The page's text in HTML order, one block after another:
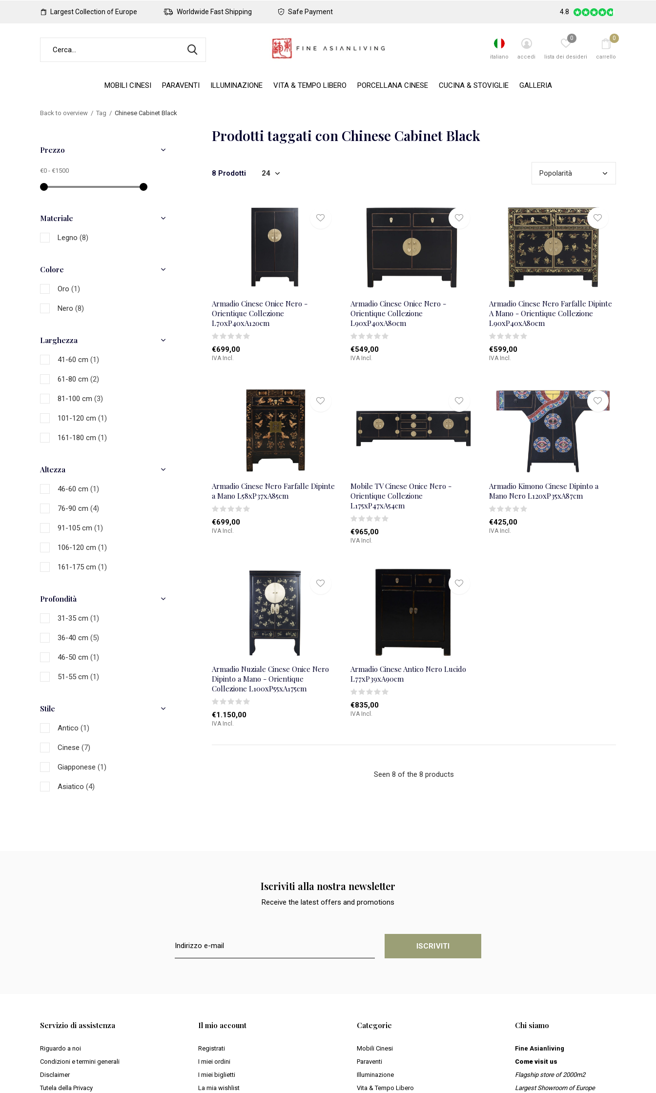
MOBILI CINESI PARAVENTI ILLUMINAZIONE VITA & TEMPO LIBERO PORCELLANA CINESE CUCINA & STOVIGLIE GALLERIA
italiano accedi lista dei desideri
0
carrello
0
Largest Collection of Europe Worldwide Fast Shipping Safe Payment 4.8
Back to overview Tag Chinese Cabinet Black
Prodotti taggati con Chinese Cabinet Black
8 Prodotti
Armadio Cinese Onice Nero -
Orientique Collezione
L70xP40xA120cm
€699,00
IVA Incl.
Armadio Cinese Onice Nero -
Orientique Collezione
L90xP40xA80cm
€549,00
IVA Incl.
Armadio Cinese Nero Farfalle Dipinte
A Mano - Orientique Collezione
L90xP40xA80cm
€599,00
IVA Incl.
Armadio Cinese Nero Farfalle Dipinte
a Mano L58xP37xA85cm
€699,00
IVA Incl.
Mobile TV Cinese Onice Nero -
Orientique Collezione
L175xP47xA54cm
€965,00
IVA Incl.
Armadio Kimono Cinese Dipinto a
Mano Nero L120xP35xA87cm
€425,00
IVA Incl.
Armadio Nuziale Cinese Onice Nero
Dipinto a Mano - Orientique
Collezione L100xP55xA175cm
€1.150,00
IVA Incl.
Armadio Cinese Antico Nero Lucido
L77xP39xA90cm
€835,00
IVA Incl.
Seen 8 of the 8 products
Prezzo
€0 - €1500
Materiale
Legno (8)
Colore
Oro (1)
Nero (8)
Larghezza
41-60 cm (1)
61-80 cm (2)
81-100 cm (3)
101-120 cm (1)
161-180 cm (1)
Altezza
46-60 cm (1)
76-90 cm (4)
91-105 cm (1)
106-120 cm (1)
161-175 cm (1)
Profondità
31-35 cm (1)
36-40 cm (5)
46-50 cm (1)
51-55 cm (1)
Stile
Antico (1)
Cinese (7)
Giapponese (1)
Asiatico (4)
Iscriviti alla nostra newsletter
Receive the latest offers and promotions
ISCRIVITI
Servizio di assistenza
Riguardo a noi
Condizioni e termini generali
Disclaimer
Tutela della Privacy
Il mio account
Registrati
I miei ordini
I miei biglietti
La mia wishlist
Categorie
Mobili Cinesi
Paraventi
Illuminazione
Vita & Tempo Libero
Chi siamo
Fine Asianliving
Come visit us
Flagship store of 2000m2
Largest Showroom of Europe